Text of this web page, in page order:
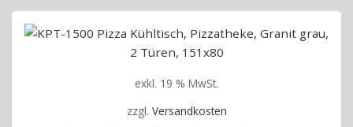
exkl. 19 % MwSt.
zzgl. Versandkosten